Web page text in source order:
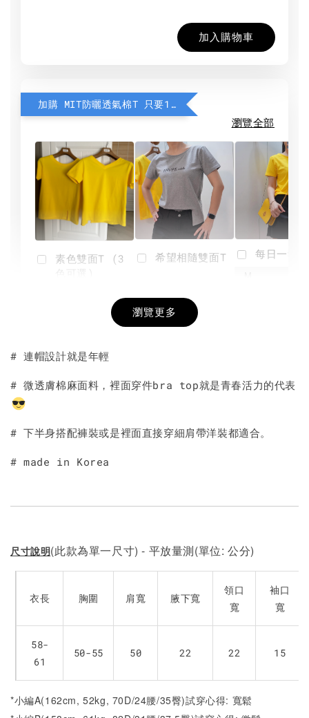
加入購物車
加購 MIT防曬透氣棉T 只要190元
瀏覽全部
素色雙面T (3
+
希望相隨雙面T
NT$ 190
-
每日一笑
瀏覽更多
# 連帽設計就是年輕
# 微透膚棉麻面料，裡面穿件bra top就是青春活力的代表
# 下半身搭配褲裝或是裡面直接穿細肩帶洋裝都適合。
# made in Korea
尺寸說明(此款為單一尺寸) - 平放量測(單位: 公分)
衣長 胸圍 肩寬 腋下寬
領口
寬
袖口
寬
58-
61
50-55 50 22 22 15
*小編A(162cm, 52kg, 70D/24腰/35臀)試穿心得: 寬鬆